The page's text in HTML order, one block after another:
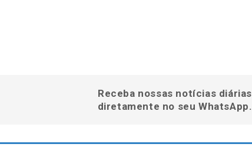
Receba nossas notícias diárias
diretamente no seu WhatsApp.